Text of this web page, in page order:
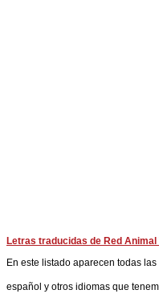
Letras traducidas de Red Animal
En este listado aparecen todas
español y otros idiomas que